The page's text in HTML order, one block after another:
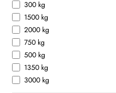
300 kg
1500 kg
2000 kg
750 kg
500 kg
1350 kg
3000 kg